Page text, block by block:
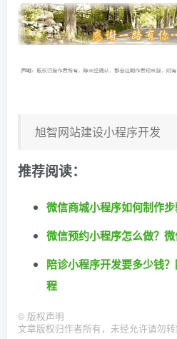
旭智网站建设小程序开发
推荐阅读：
微信商城小程序如何制作
微信预约小程序怎么做？
陪诊小程序开发要多少钱
程
© 版权声明
文章版权归作者所有，未经允许请勿转